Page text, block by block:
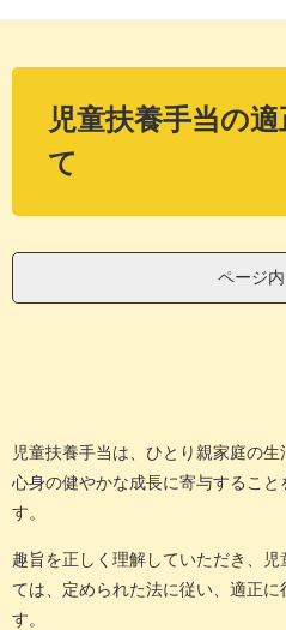
文
児童扶養手当の
て
ページ
児童扶養手当は、ひとり親家庭の
心身の健やかな成長に寄与するこ
す。
趣旨を正しく理解していただき、
ては、定められた法に従い、適正
す。